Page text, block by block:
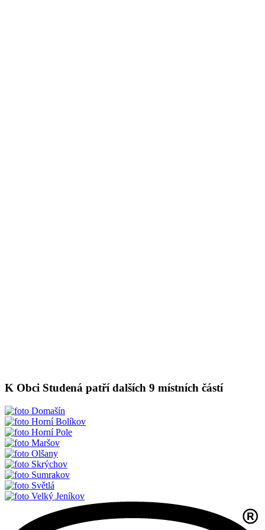
K Obci Studená patří dalších 9 místních částí
Domašín
Horní Bolíkov
Horní Pole
Maršov
Olšany
Skrýchov
Sumrakov
Světlá
Velký Jeníkov